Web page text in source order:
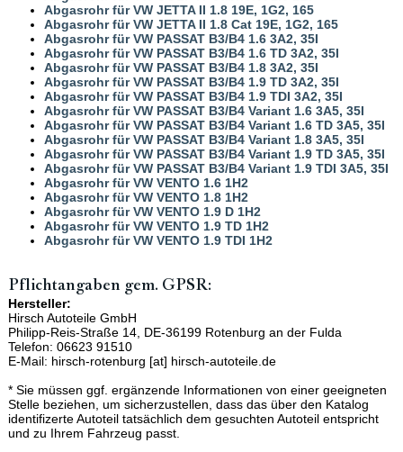
Abgasrohr für VW JETTA II 1.8 19E, 1G2, 165
Abgasrohr für VW JETTA II 1.8 Cat 19E, 1G2, 165
Abgasrohr für VW PASSAT B3/B4 1.6 3A2, 35I
Abgasrohr für VW PASSAT B3/B4 1.6 TD 3A2, 35I
Abgasrohr für VW PASSAT B3/B4 1.8 3A2, 35I
Abgasrohr für VW PASSAT B3/B4 1.9 TD 3A2, 35I
Abgasrohr für VW PASSAT B3/B4 1.9 TDI 3A2, 35I
Abgasrohr für VW PASSAT B3/B4 Variant 1.6 3A5, 35I
Abgasrohr für VW PASSAT B3/B4 Variant 1.6 TD 3A5, 35I
Abgasrohr für VW PASSAT B3/B4 Variant 1.8 3A5, 35I
Abgasrohr für VW PASSAT B3/B4 Variant 1.9 TD 3A5, 35I
Abgasrohr für VW PASSAT B3/B4 Variant 1.9 TDI 3A5, 35I
Abgasrohr für VW VENTO 1.6 1H2
Abgasrohr für VW VENTO 1.8 1H2
Abgasrohr für VW VENTO 1.9 D 1H2
Abgasrohr für VW VENTO 1.9 TD 1H2
Abgasrohr für VW VENTO 1.9 TDI 1H2
Pflichtangaben gem. GPSR:
Hersteller:
Hirsch Autoteile GmbH
Philipp-Reis-Straße 14, DE-36199 Rotenburg an der Fulda
Telefon: 06623 91510
E-Mail: hirsch-rotenburg [at] hirsch-autoteile.de
* Sie müssen ggf. ergänzende Informationen von einer geeigneten
Stelle beziehen, um sicherzustellen, dass das über den Katalog
identifizerte Autoteil tatsächlich dem gesuchten Autoteil entspricht
und zu Ihrem Fahrzeug passt.